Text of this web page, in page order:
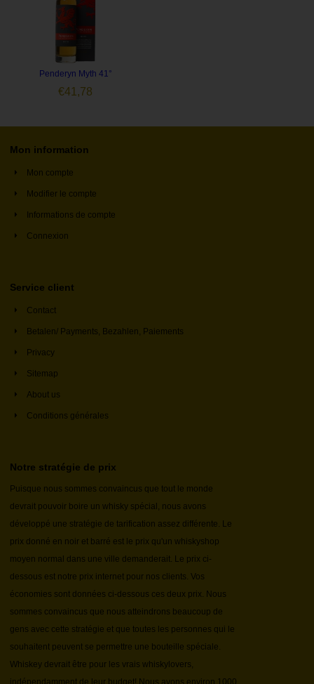
Penderyn Myth 41°
€41,78
Mon information
Mon compte
Modifier le compte
Informations de compte
Connexion
Service client
Contact
Betalen/ Payments, Bezahlen, Paiements
Privacy
Sitemap
About us
Conditions générales
Notre stratégie de prix
Puisque nous sommes convaincus que tout le monde
devrait pouvoir boire un whisky spécial, nous avons
développé une stratégie de tarification assez différente. Le
prix donné en noir et barré est le prix qu'un whiskyshop
moyen normal dans une ville demanderait. Le prix ci-
dessous est notre prix internet pour nos clients. Vos
économies sont données ci-dessous ces deux prix. Nous
sommes convaincus que nous atteindrons beaucoup de
gens avec cette stratégie et que toutes les personnes qui le
souhaitent peuvent se permettre une bouteille spéciale.
Whiskey devrait être pour les vrais whiskylovers,
indépendamment de leur budget! Nous avons environ 1000